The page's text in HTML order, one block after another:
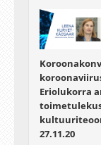
Eriolukorra
27.11.20